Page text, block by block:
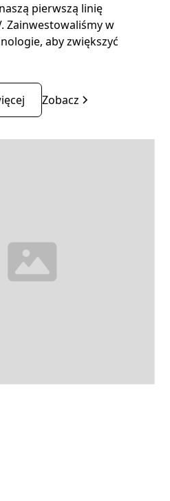
pierwszą linię
Zainwestowaliśmy w
aby zwiększyć
Zobacz